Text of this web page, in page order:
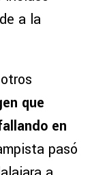
de la
su
a la
que